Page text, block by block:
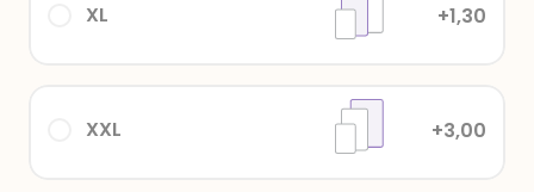
XXL +3,00
XL +1,30